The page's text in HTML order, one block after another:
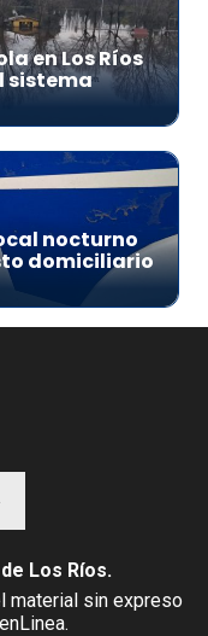
en Los Ríos
sistema
nocturno
domiciliario
Los Ríos.
material sin expreso